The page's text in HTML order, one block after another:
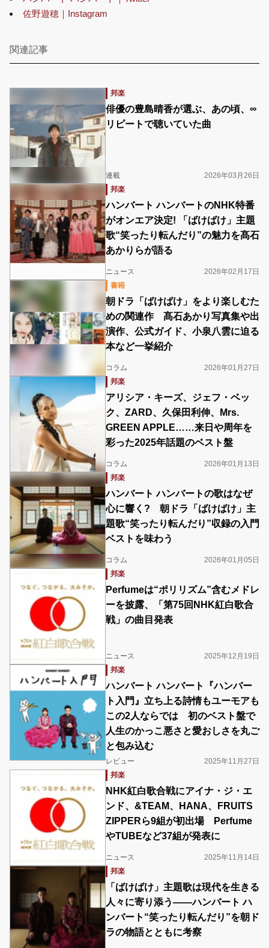
佐野遊穂｜Instagram
関連記事
邦楽
俳優の豊島晴香が選ぶ、あの頃、∞
リピートで聴いていた曲
連載
2026年03月26日
邦楽
ハンバート ハンバートのNHK特番
がオンエア決定! 「ばけばけ」主題
歌“笑ったり転んだり”の魅力を髙石
あかりらが語る
ニュース
2026年02月17日
書籍
朝ドラ「ばけばけ」をより楽しむた
めの関連作 髙石あかり写真集や出
演作、公式ガイド、小泉八雲に迫る
本など一挙紹介
コラム
2026年01月27日
邦楽
アリシア・キーズ、ジェフ・ベッ
ク、ZARD、久保田利伸、Mrs.
GREEN APPLE……来日や周年を
彩った2025年話題のベスト盤
コラム
2026年01月13日
邦楽
ハンバート ハンバートの歌はなぜ
心に響く? 朝ドラ「ばけばけ」主
題歌“笑ったり転んだり”収録の入門
ベストを味わう
コラム
2026年01月05日
邦楽
Perfumeは“ポリリズム”含むメドレ
ーを披露、「第75回NHK紅白歌合
戦」の曲目発表
ニュース
2025年12月19日
邦楽
ハンバート ハンバート『ハンバー
ト入門』立ち上る詩情もユーモアも
この2人ならでは 初のベスト盤で
人生のかっこ悪さと愛おしさを丸ご
と包み込む
レビュー
2025年11月27日
邦楽
NHK紅白歌合戦にアイナ・ジ・エ
ンド、&TEAM、HANA、FRUITS
ZIPPERら9組が初出場 Perfume
やTUBEなど37組が発表に
ニュース
2025年11月14日
邦楽
「ばけばけ」主題歌は現代を生きる
人々に寄り添う――ハンバート ハ
ンバート“笑ったり転んだり”を朝ド
ラの物語とともに考察